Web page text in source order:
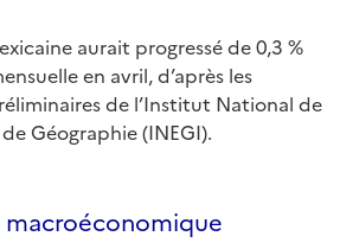
aurait progressé de 0,3 %
en avril, d’après les
de l’Institut National de
Géographie (INEGI).